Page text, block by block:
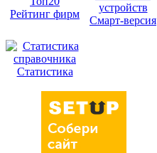
Рейтинг фирм
Смарт-версия
Статистика